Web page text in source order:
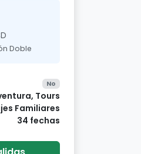
Doble
No
Tours
Familiares
34 fechas